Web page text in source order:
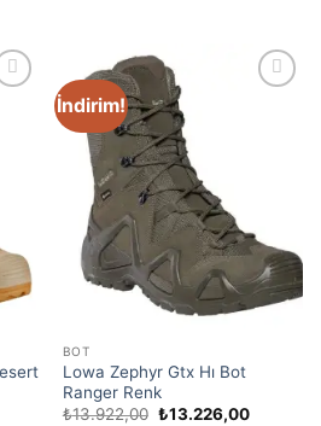
İndirim!
BOT
Lowa Zephyr Gtx Hı Bot
Ranger Renk
₺13.922,00 ₺13.226,00